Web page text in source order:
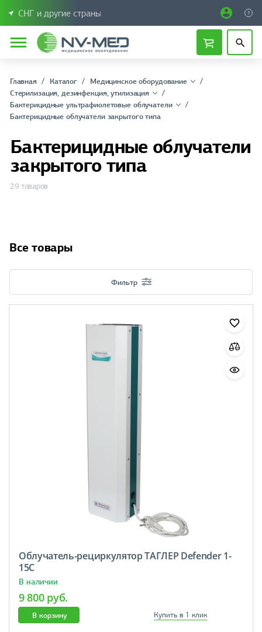
СНГ и другие страны
Главная Каталог
Медицинское оборудование
Стерилизация, дезинфекция, утилизация
Бактерицидные ультрафиолетовые облучатели
Бактерицидные облучатели закрытого типа
Бактерицидные облучатели
закрытого типа
29 товаров
Все товары
Фильтр
Облучатель-рециркулятор ТАГЛЕР Defender 1-
15С
В наличии
9 800 руб.
В корзину Купить в 1 клик